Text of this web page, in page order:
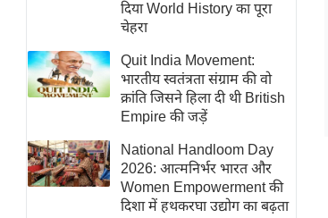
मिसाल बेमिसाल
शख्सियत
यंग इंडिया
साहित्य जगत
ऑटो वर्ल्ड
न्यूज ब्रीफ
दिया World History का पूरा
चेहरा
Quit India Movement:
भारतीय स्वतंत्रता संग्राम की वो
क्रांति जिसने हिला दी थी British
Empire की जड़ें
National Handloom Day
2026: आत्मनिर्भर भारत और
Women Empowerment की
दिशा में हथकरघा उद्योग का बढ़ता